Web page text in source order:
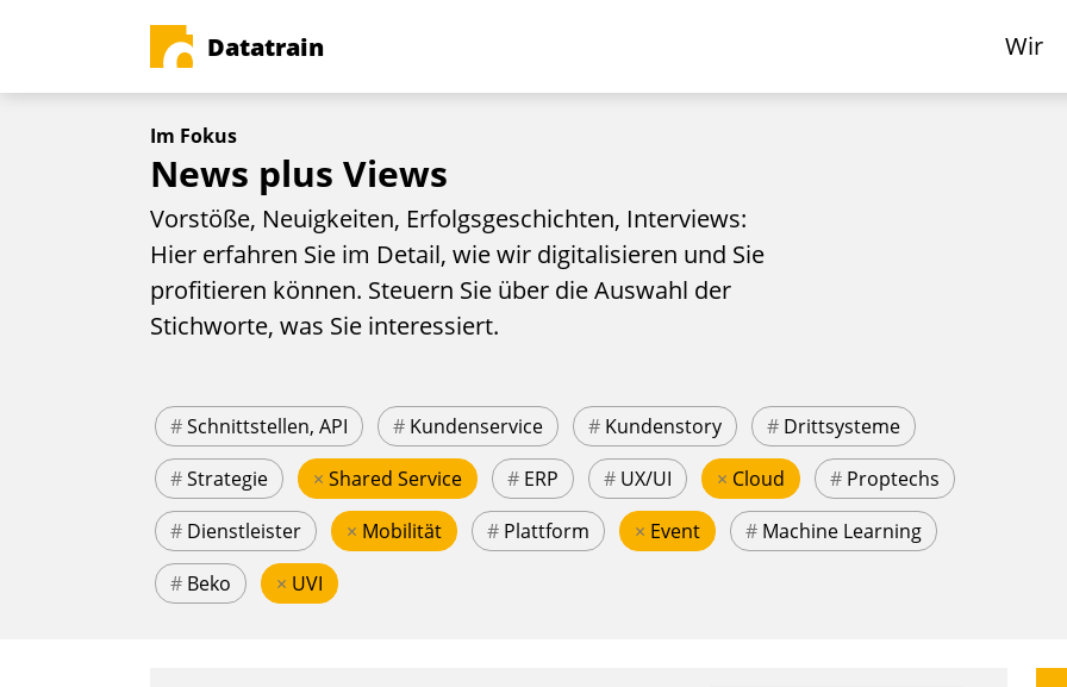
Datatrain Wir
Im Fokus
News plus Views
Vorstöße, Neuigkeiten, Erfolgsgeschichten, Interviews:
Hier erfahren Sie im Detail, wie wir digitalisieren und Sie
profitieren können. Steuern Sie über die Auswahl der
Stichworte, was Sie interessiert.
#Schnittstellen, API # Kundenservice # Kundenstory # Drittsysteme
#Strategie × Shared Service # ERP # UX/UI × Cloud # Proptechs
# Dienstleister × Mobilität # Plattform × Event # Machine Learning
# Beko × UVI